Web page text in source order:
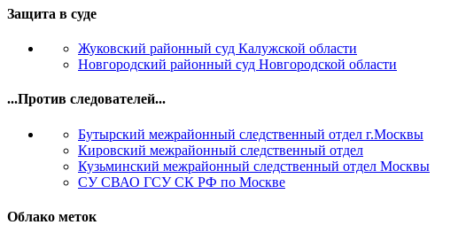
Защита в суде
Жуковский районный суд Калужской области
Новгородский районный суд Новгородской области
...Против следователей...
Бутырский межрайонный следственный отдел г.Москвы
Кировский межрайонный следственный отдел
Кузьминский межрайонный следственный отдел Москвы
СУ СВАО ГСУ СК РФ по Москве
Облако меток